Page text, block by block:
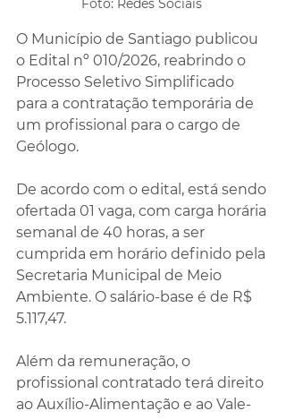
Foto: Redes Sociais
O Município de Santiago publicou
o Edital nº 010/2026, reabrindo o
Processo Seletivo Simplificado
para a contratação temporária de
um profissional para o cargo de
Geólogo.
De acordo com o edital, está sendo
ofertada 01 vaga, com carga horária
semanal de 40 horas, a ser
cumprida em horário definido pela
Secretaria Municipal de Meio
Ambiente. O salário-base é de R$
5.117,47.
Além da remuneração, o
profissional contratado terá direito
ao Auxílio-Alimentação e ao Vale-